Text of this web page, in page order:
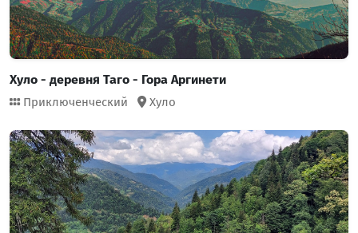
Хуло - деревня Таго - Гора Аргинети
Приключенческий Хуло